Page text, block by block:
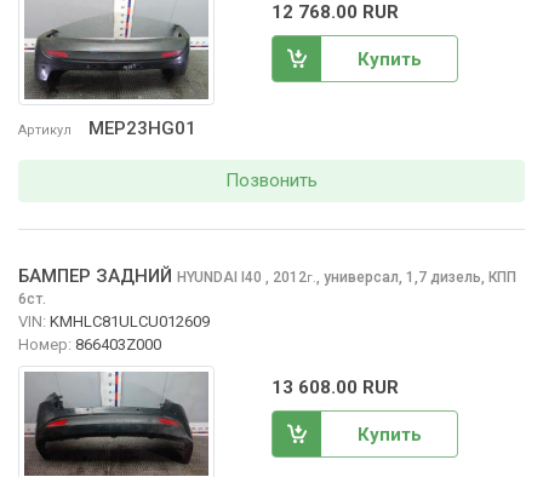
Артикул MEP23HG01
12 768.00 RUR
Купить
Позвонить
БАМПЕР ЗАДНИЙ HYUNDAI I40 , 2012г., универсал, 1,7 дизель, КПП
6ст.
VIN: KMHLC81ULCU012609
Номер: 866403Z000
13 608.00 RUR
Купить